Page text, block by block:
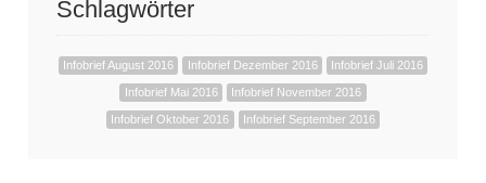
Schlagwörter
Infobrief August 2016 Infobrief Dezember 2016 Infobrief Juli 2016
Infobrief Mai 2016 Infobrief November 2016
Infobrief Oktober 2016 Infobrief September 2016